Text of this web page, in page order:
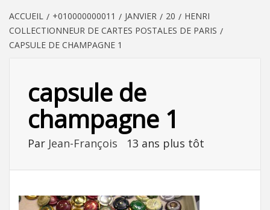
ACCUEIL +010000000011 JANVIER 20
HENRI
COLLECTIONNEUR DE CARTES POSTALES DE PARIS
CAPSULE DE CHAMPAGNE 1
capsule de
champagne 1
Par Jean-François 13 ans plus tôt